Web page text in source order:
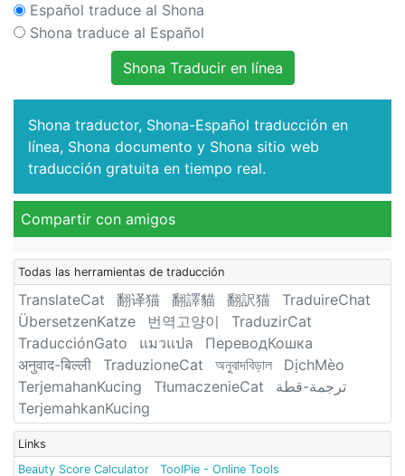
Español traduce al Shona
Shona traduce al Español
Shona Traducir en línea
Shona traductor, Shona-Español traducción en
línea, Shona documento y Shona sitio web
traducción gratuita en tiempo real.
Compartir con amigos
Todas las herramientas de traducción
TranslateCat 翻译猫 翻譯貓 翻訳猫
TraduireChat
ÜbersetzenKatze
번역고양이
TraduzirCat
TraducciónGato
แมวแปล
ПереводКошка
अनुवाद-बिल्ली
TraduzioneCat অনুবাদবিড়াল
DịchMèo
TerjemahanKucing
TłumaczenieCat
ترجمة-قطة
TerjemahkanKucing
Links
Beauty Score Calculator
ToolPie - Online Tools